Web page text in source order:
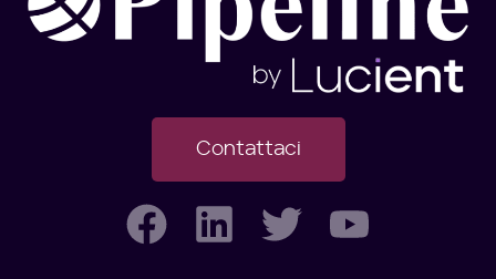
Contattaci